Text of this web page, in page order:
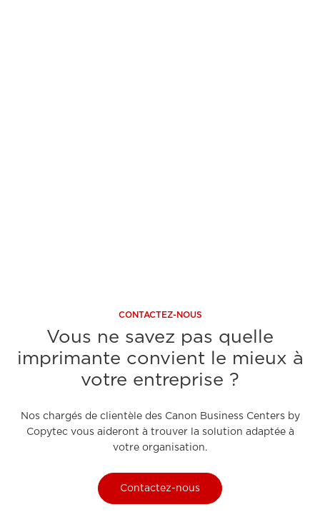
CONTACTEZ-NOUS
Vous ne savez pas quelle
imprimante convient le mieux à
votre entreprise ?
Nos chargés de clientèle des Canon Business Centers by
Copytec vous aideront à trouver la solution adaptée à
votre organisation.
Contactez-nous